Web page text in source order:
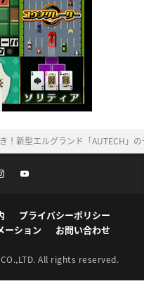
！新型エルグランド「AUTECH」
プライバシーポリシー
ーション お問い合わせ
All rights reserved.